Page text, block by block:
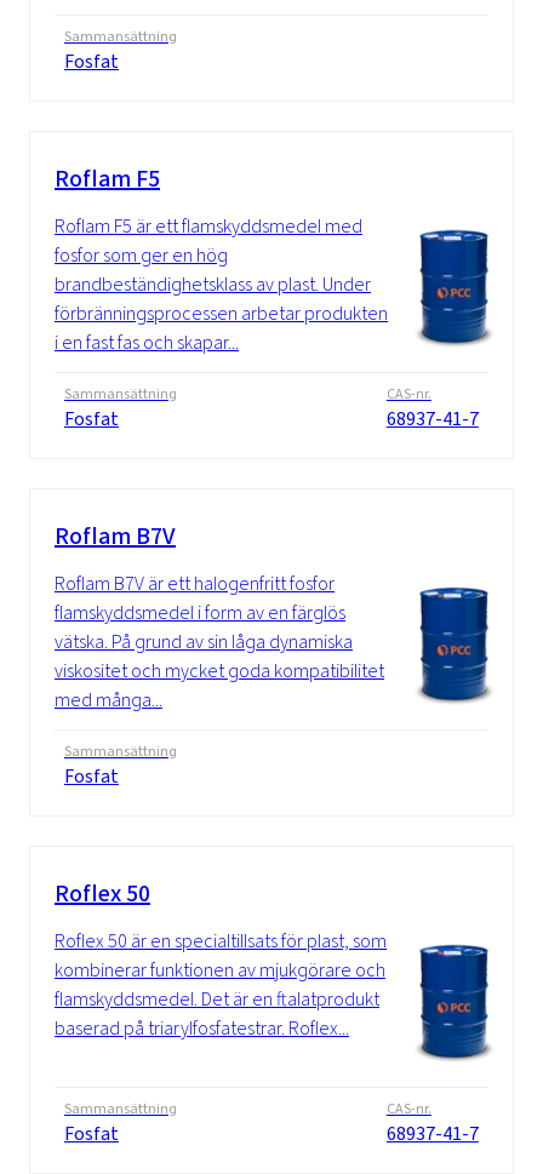
Sammansättning
Fosfat
Roflam F5
Roflam F5 är ett flamskyddsmedel med
fosfor som ger en hög
brandbeständighetsklass av plast. Under
förbränningsprocessen arbetar produkten
i en fast fas och skapar...
Sammansättning
Fosfat
CAS-nr.
68937-41-7
Roflam B7V
Roflam B7V är ett halogenfritt fosfor
flamskyddsmedel i form av en färglös
vätska. På grund av sin låga dynamiska
viskositet och mycket goda kompatibilitet
med många...
Sammansättning
Fosfat
Roflex 50
Roflex 50 är en specialtillsats för plast, som
kombinerar funktionen av mjukgörare och
flamskyddsmedel. Det är en ftalatprodukt
baserad på triarylfosfatestrar. Roflex...
Sammansättning
Fosfat
CAS-nr.
68937-41-7